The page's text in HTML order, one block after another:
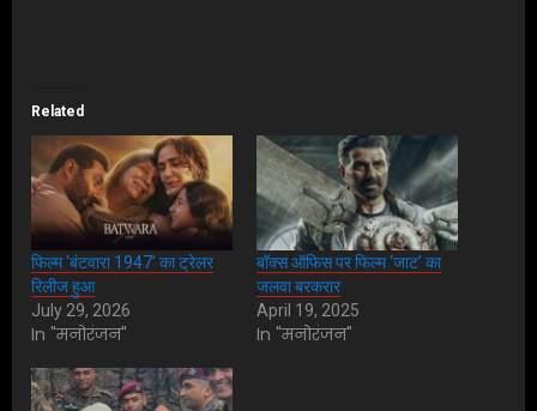
Related
फिल्म ‘बंटवारा 1947’ का ट्रेलर
रिलीज हुआ
July 29, 2026
In "मनोरंजन"
बॉक्स ऑफिस पर फिल्म ‘जाट’ का
जलवा बरकरार
April 19, 2025
In "मनोरंजन"